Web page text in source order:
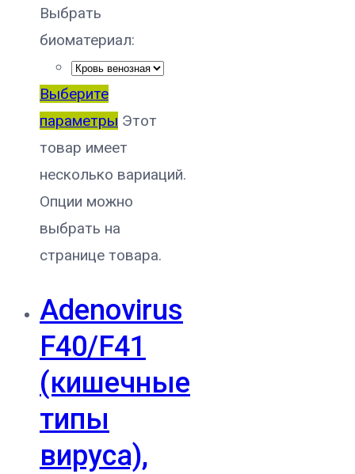
Выбрать
биоматериал:
Выберите
параметры Этот
товар имеет
несколько вариаций.
Опции можно
выбрать на
странице товара.
Adenovirus
F40/F41
(кишечные
типы
вируса),